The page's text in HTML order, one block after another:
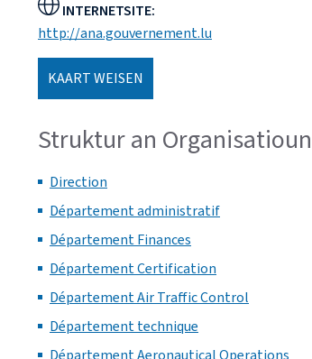
INTERNETSITE:
http://ana.gouvernement.lu
KAART WEISEN
Struktur an Organisatioun
Direction
Département administratif
Département Finances
Département Certification
Département Air Traffic Control
Département technique
Département Aeronautical Operations